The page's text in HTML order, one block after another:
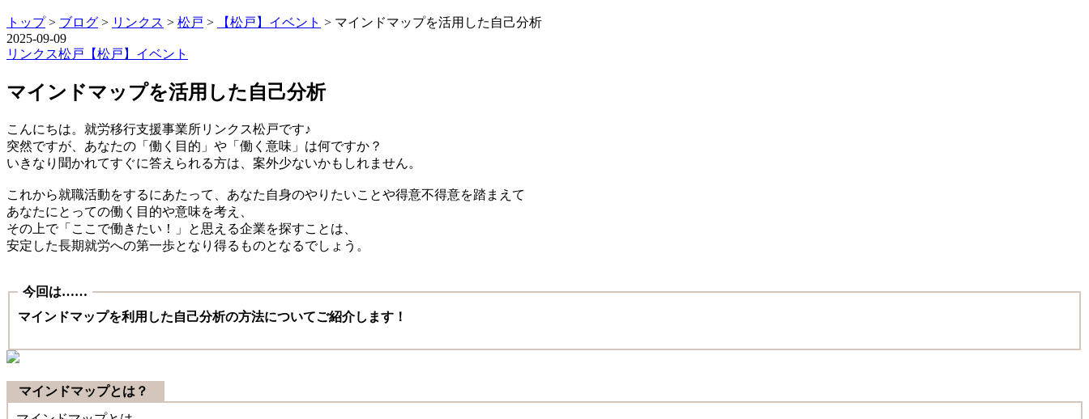
トップ> ブログ > リンクス > 松戸 > 【松戸】イベント > マインドマップを活用した自己分析
2025-09-09
リンクス松戸 【松戸】イベント
マインドマップを活用した自己分析
こんにちは。就労移行支援事業所リンクス松戸です♪
突然ですが、あなたの「働く目的」や「働く意味」は何ですか？
いきなり聞かれてすぐに答えられる方は、案外少ないかもしれません。
これから就職活動をするにあたって、あなた自身のやりたいことや得意不得意を踏まえて
あなたにとっての働く目的や意味を考え、
その上で「ここで働きたい！」と思える企業を探すことは、
安定した長期就労への第一歩となり得るものとなるでしょう。
今回は……
マインドマップを利用した自己分析の方法についてご紹介します！
マインドマップとは？